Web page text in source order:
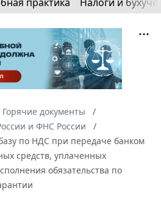
Горячие документы
и ФНС России
по НДС при передаче банком
средств, уплаченных
обязательства по